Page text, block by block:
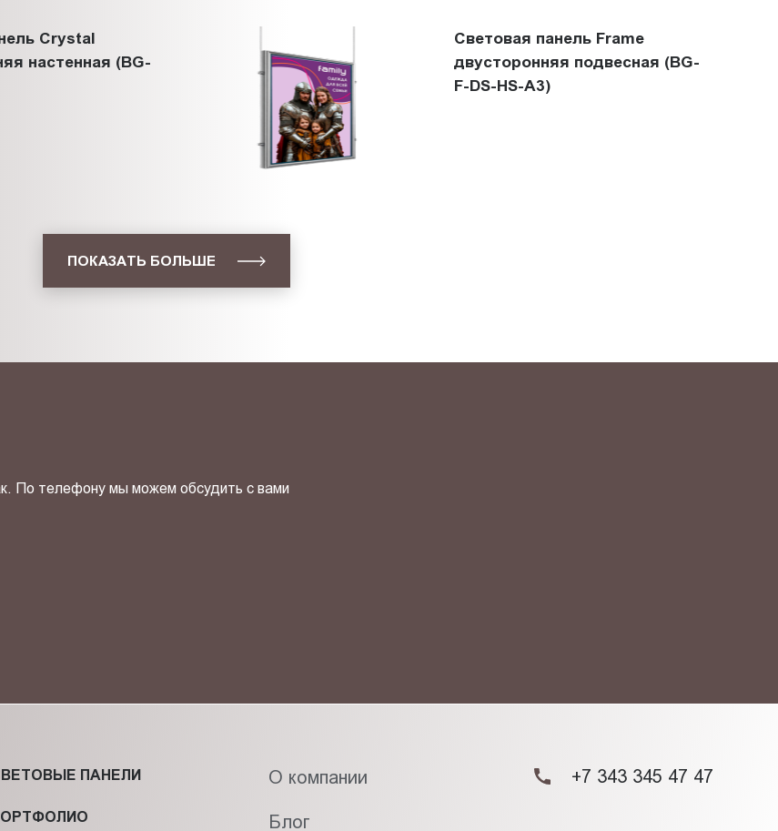
Crystal
настенная (BG-
Световая панель Frame
двусторонняя подвесная (BG-
F-DS-HS-A3)
ПОКАЗАТЬ БОЛЬШЕ
По телефону мы можем обсудить с вами
ПАНЕЛИ О компании
Блог
+7 343 345 47 47